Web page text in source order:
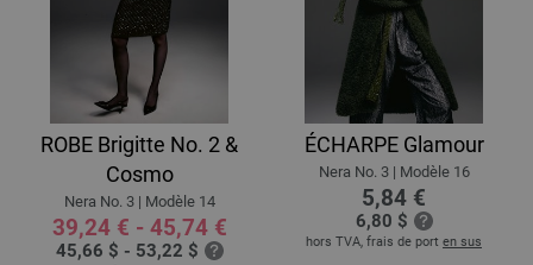
ROBE Brigitte No. 2 &
Cosmo
Nera No. 3 | Modèle 14
39,24 € - 45,74 €
45,66 $ - 53,22 $
ÉCHARPE Glamour
Nera No. 3 | Modèle 16
5,84 €
6,80 $
hors TVA, frais de port en sus